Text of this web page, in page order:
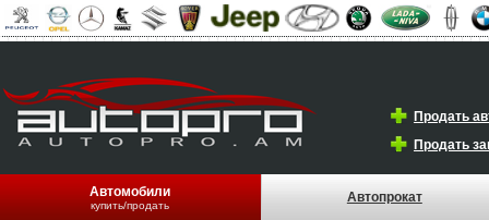
Продать
Продать
Автомобили
купить/продать
Автопрокат